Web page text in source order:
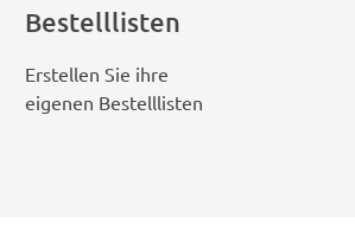
Bestelllisten
Erstellen Sie ihre
eigenen Bestelllisten